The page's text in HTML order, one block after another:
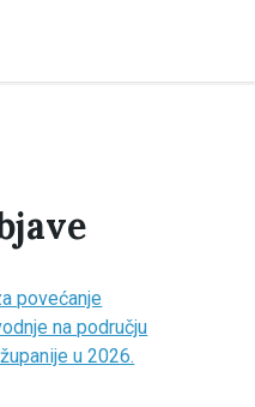
povećanje
na području
u 2026.